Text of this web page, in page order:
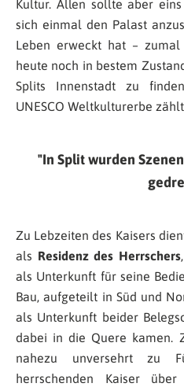
Kultur. Allen sollte aber
sich einmal den Palast
Leben erweckt hat –
heute noch in bestem
Splits Innenstadt zu
UNESCO Weltkulturerbe
In Split wurden
Zu Lebzeiten des Kaisers
als Residenz des Herrschers
als Unterkunft für seine
Bau, aufgeteilt in Süd und
als Unterkunft beider
dabei in die Quere kamen.
nahezu unversehrt zu
herrschenden Kaiser